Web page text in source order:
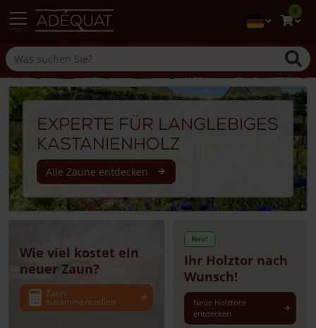
0
Experte für langlebiges
Kastanienholz
Alle Zäune entdecken
Wie viel kostet ein
neuer Zaun?
Zaun
zusammenstellen
Neu!
Ihr Holztor nach
Wunsch!
Neue Holztore
entdecken